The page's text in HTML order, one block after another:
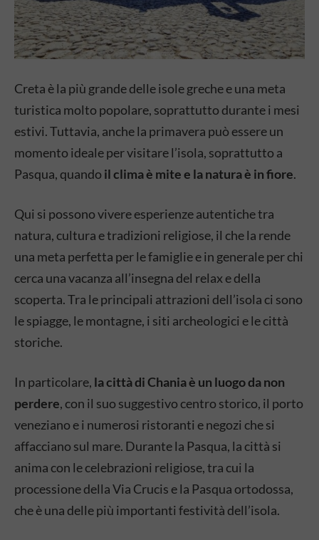
Creta è la più grande delle isole greche e una meta
turistica molto popolare, soprattutto durante i mesi
estivi. Tuttavia, anche la primavera può essere un
momento ideale per visitare l’isola, soprattutto a
Pasqua, quando il clima è mite e la natura è in fiore.
Qui si possono vivere esperienze autentiche tra
natura, cultura e tradizioni religiose, il che la rende
una meta perfetta per le famiglie e in generale per chi
cerca una vacanza all’insegna del relax e della
scoperta. Tra le principali attrazioni dell’isola ci sono
le spiagge, le montagne, i siti archeologici e le città
storiche.
In particolare, la città di Chania è un luogo da non
perdere, con il suo suggestivo centro storico, il porto
veneziano e i numerosi ristoranti e negozi che si
affacciano sul mare. Durante la Pasqua, la città si
anima con le celebrazioni religiose, tra cui la
processione della Via Crucis e la Pasqua ortodossa,
che è una delle più importanti festività dell’isola.